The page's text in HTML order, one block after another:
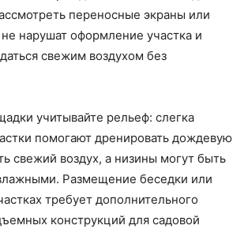
переносные экраны или
нарушат оформление участка и
свежим воздухом без
учитывайте рельеф: слегка
помогают дренировать дождевую
свежий воздух, а низины могут быть
Размещение беседки или
требует дополнительного
конструкций для садовой